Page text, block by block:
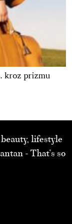
kroz prizmu
lifestyle
- That’s so